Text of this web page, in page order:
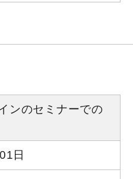
ンのセミナーでの
日